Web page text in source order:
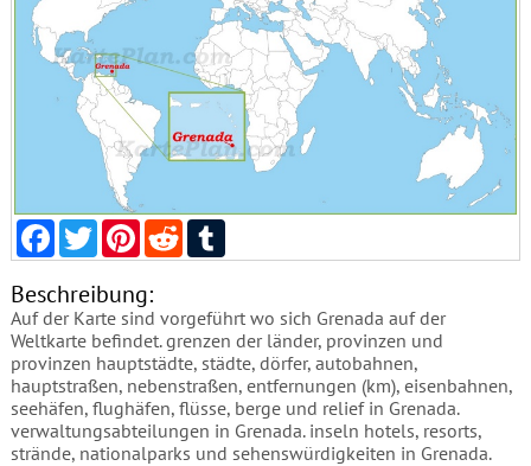
Facebook
TwitterPinterest
RedditTumblr
Beschreibung:
Auf der Karte sind vorgeführt wo sich Grenada auf der
Weltkarte befindet. grenzen der länder, provinzen und
provinzen hauptstädte, städte, dörfer, autobahnen,
hauptstraßen, nebenstraßen, entfernungen (km), eisenbahnen,
seehäfen, flughäfen, flüsse, berge und relief in Grenada.
verwaltungsabteilungen in Grenada. inseln hotels, resorts,
strände, nationalparks und sehenswürdigkeiten in Grenada.